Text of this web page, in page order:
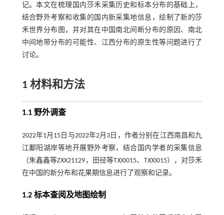
记。本文在梳理国内莎禾采集历史和标本分布的基础上，
结合野外考察和收集的国内新采集地信息，绘制了新的莎
禾世界分布图，并对其在中国南北间断分布的原因、南北
中间地带分布的可能性、江西分布的原生性等问题进行了
讨论。
1 材料和方法
1.1 野外调查
2022年1月15日与2022年2月3日，作者分别在江西南昌和九
江鄱阳湖岸等地开展野外考察，结合国内学者的采集信息
（朱鑫鑫等ZXX21129，田径等TJ00015、TJ00015），对莎禾
在中国的新分布和花果期信息进行了观察和记录。
1.2 标本查阅及地图绘制